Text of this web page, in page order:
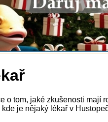
o tom, jaké zkušenosti mají
je nějaký lékař v